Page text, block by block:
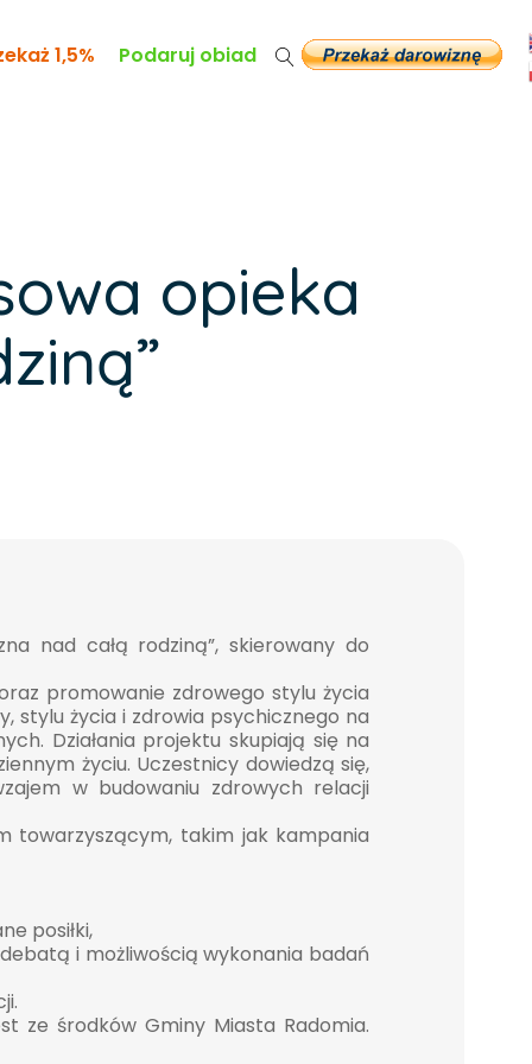
1,5% Podaruj obiad
opieka
nad całą rodziną”, skierowany do
promowanie zdrowego stylu życia
stylu życia i zdrowia psychicznego na
Działania projektu skupiają się na
życiu. Uczestnicy dowiedzą się,
w budowaniu zdrowych relacji
towarzyszącym, takim jak kampania
posiłki,
i możliwością wykonania badań
ze środków Gminy Miasta Radomia.